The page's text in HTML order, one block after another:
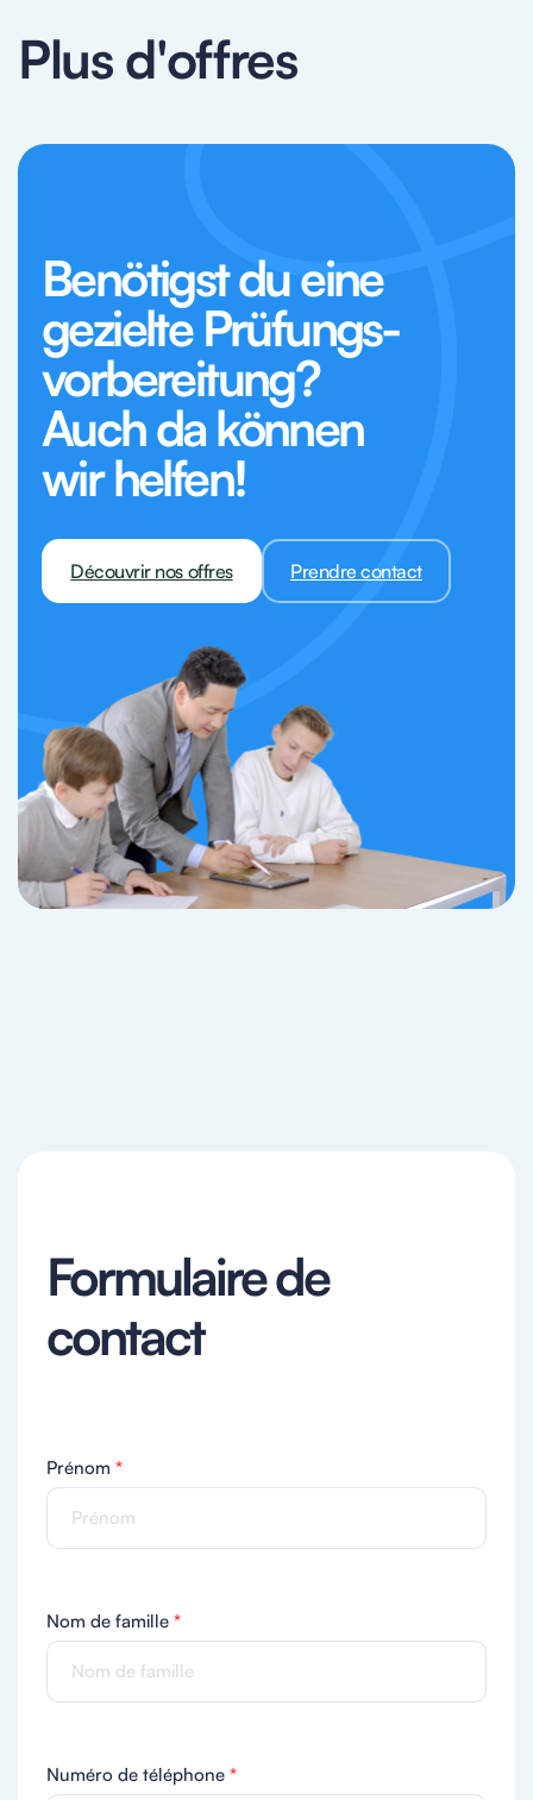
Plus d'offres
Benötigst du eine
gezielte Prüfungs-
vorbereitung?
Auch da können
wir helfen!
Découvrir nos offres Prendre contact
Formulaire de
contact
Prénom *
Nom de famille *
Numéro de téléphone *